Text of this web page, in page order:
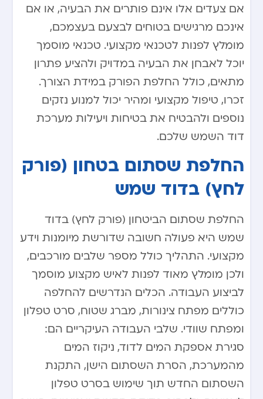
אם צעדים אלו אינם פותרים את הבעיה, או אם
אינכם מרגישים בטוחים לבצעם בעצמכם,
מומלץ לפנות לטכנאי מקצועי. טכנאי מוסמך
יוכל לאבחן את הבעיה במדויק ולהציע פתרון
מתאים, כולל החלפת הפורק במידת הצורך.
זכרו, טיפול מקצועי ומהיר יכול למנוע נזקים
נוספים ולהבטיח את בטיחות ויעילות מערכת
דוד השמש שלכם.
החלפת שסתום בטחון (פורק
לחץ) בדוד שמש
החלפת שסתום הביטחון (פורק לחץ) בדוד
שמש היא פעולה חשובה שדורשת מיומנות וידע
מקצועי. התהליך כולל מספר שלבים מורכבים,
ולכן מומלץ מאוד לפנות לאיש מקצוע מוסמך
לביצוע העבודה. הכלים הנדרשים להחלפה
כוללים מפתח צינורות, מברג שטוח, סרט טפלון
ומפתח שוודי. שלבי העבודה העיקריים הם:
סגירת אספקת המים לדוד, ניקוז המים
מהמערכת, הסרת השסתום הישן, התקנת
השסתום החדש תוך שימוש בסרט טפלון